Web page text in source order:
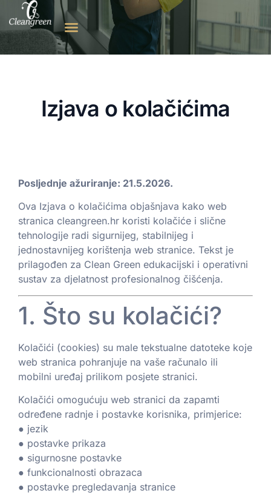
Izjava o kolačićima
Posljednje ažuriranje: 21.5.2026.
Ova Izjava o kolačićima objašnjava kako web
stranica cleangreen.hr koristi kolačiće i slične
tehnologije radi sigurnijeg, stabilnijeg i
jednostavnijeg korištenja web stranice. Tekst je
prilagođen za Clean Green edukacijski i operativni
sustav za djelatnost profesionalnog čišćenja.
1. Što su kolačići?
Kolačići (cookies) su male tekstualne datoteke koje
web stranica pohranjuje na vaše računalo ili
mobilni uređaj prilikom posjete stranici.
Kolačići omogućuju web stranici da zapamti
određene radnje i postavke korisnika, primjerice:
● jezik
● postavke prikaza
● sigurnosne postavke
● funkcionalnosti obrazaca
● postavke pregledavanja stranice